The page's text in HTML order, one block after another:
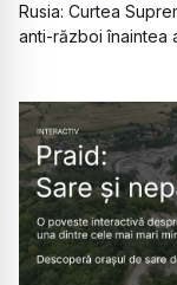
Rusia: Curtea
anti-război înaintea